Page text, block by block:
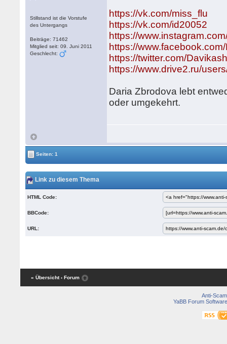
Stillstand ist die Vorstufe
des Untergangs
Beiträge: 71462
Mitglied seit: 09. Juni 2011
Geschlecht:
https://vk.com/miss_flu
https://vk.com/id20052
https://
https://
https://twitter.com/
https://www.drive2.ru/
Daria Zbrodova lebt
oder umgekehrt.
Seiten: 1
Link zu diesem Thema
HTML Code:
BBCode:
URL:
« Übersicht ‹ Forum
Anti-Scam
YaBB Forum Software